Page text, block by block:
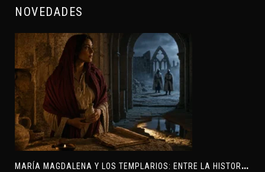
NOVEDADES
M
ARÍA MAGDALENA Y LOS TEMPLARIOS: ENTRE LA HISTORIA Y EL MISTERIO